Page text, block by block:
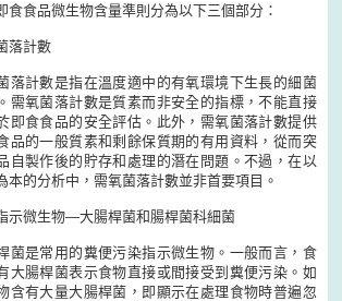
食食品微生物含量準則分為以下三個部分：
落計數
落計數是指在溫度適中的有氧環境下生長的細菌
需氧菌落計數是質素而非安全的指標，不能直接
即食食品的安全評估。此外，需氧菌落計數提供
品的一般質素和剩餘保質期的有用資料，從而突
自製作後的貯存和處理的潛在問題。不過，在以
本的分析中，需氧菌落計數並非首要項目。
示微生物—大腸桿菌和腸桿菌科細菌
菌是常用的糞便污染指示微生物。一般而言，食
大腸桿菌表示食物直接或間接受到糞便污染。如
含有大量大腸桿菌，即顯示在處理食物時普遍忽